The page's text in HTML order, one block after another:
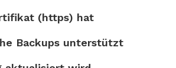
(https) hat
Backups unterstützt